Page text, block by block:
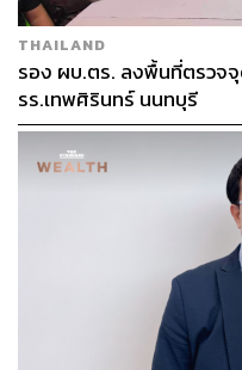
THAILAND
รอง ผบ.ตร. ลงพื้นที่ตรวจจุ
รร.เทพศิรินทร์ นนทบุรี